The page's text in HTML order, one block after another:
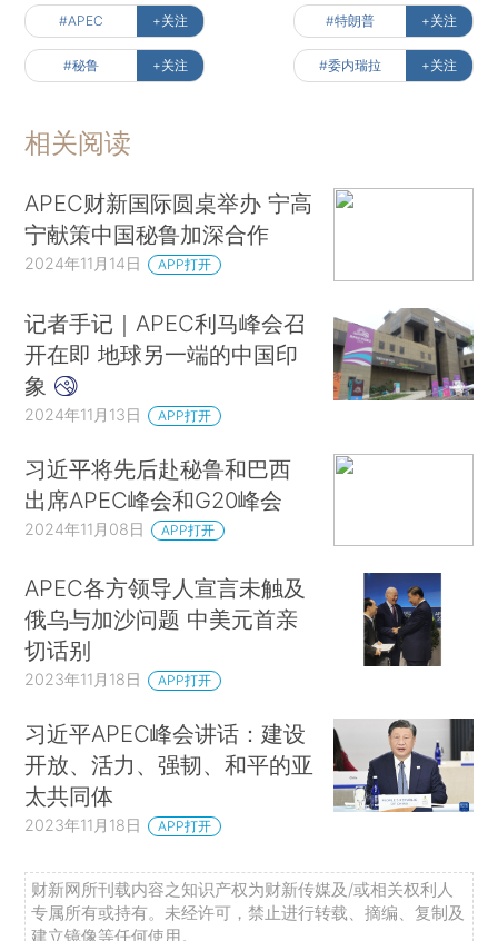
#APEC +关注 #特朗普 +关注
#秘鲁 +关注 #委内瑞拉 +关注
相关阅读
APEC财新国际圆桌举办 宁高
宁献策中国秘鲁加深合作
2024年11月14日 APP打开
记者手记｜APEC利马峰会召
开在即 地球另一端的中国印
象
2024年11月13日 APP打开
习近平将先后赴秘鲁和巴西
出席APEC峰会和G20峰会
2024年11月08日 APP打开
APEC各方领导人宣言未触及
俄乌与加沙问题 中美元首亲
切话别
2023年11月18日 APP打开
习近平APEC峰会讲话：建设
开放、活力、强韧、和平的亚
太共同体
2023年11月18日 APP打开
财新网所刊载内容之知识产权为财新传媒及/或相关权利人
专属所有或持有。未经许可，禁止进行转载、摘编、复制及
建立镜像等任何使用。